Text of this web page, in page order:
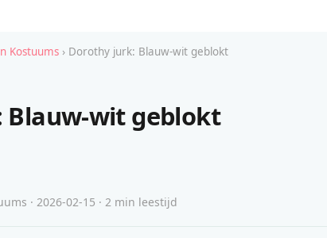
Kostuums › Dorothy jurk: Blauw-wit geblokt
wit geblokt
· 2026-02-15 · 2 min leestijd